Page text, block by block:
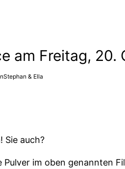
am Freitag, 20.
Stephan & Ella
Sie auch?
im oben genannten